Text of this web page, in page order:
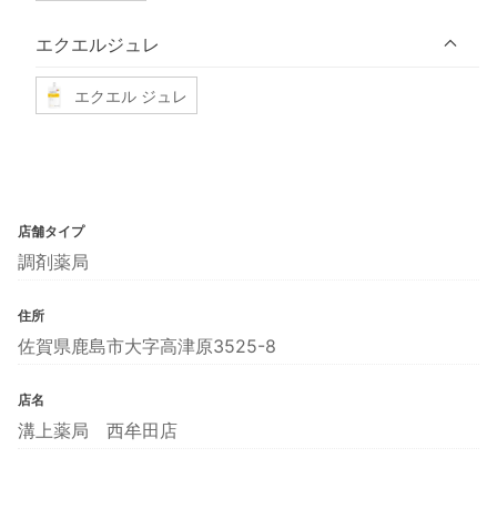
エクエルジュレ
エクエル ジュレ
店舗タイプ
調剤薬局
住所
佐賀県鹿島市大字高津原3525-8
店名
溝上薬局 西牟田店